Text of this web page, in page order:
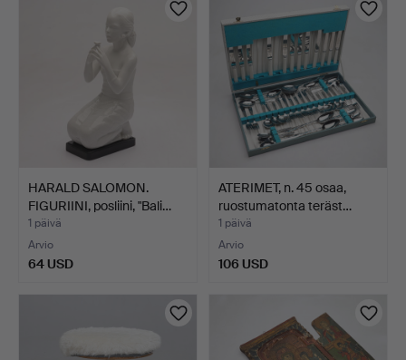
HARALD SALOMON.
FIGURIINI, posliini, "Bali…
1 päivä
Arvio
64 USD
ATERIMET, n. 45 osaa,
ruostumatonta teräst…
1 päivä
Arvio
106 USD